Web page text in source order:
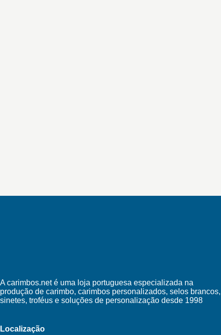
A carimbos.net é uma loja portuguesa especializada na
produção de carimbo, carimbos personalizados, selos brancos,
sinetes, troféus e soluções de personalização desde 1998
Localização